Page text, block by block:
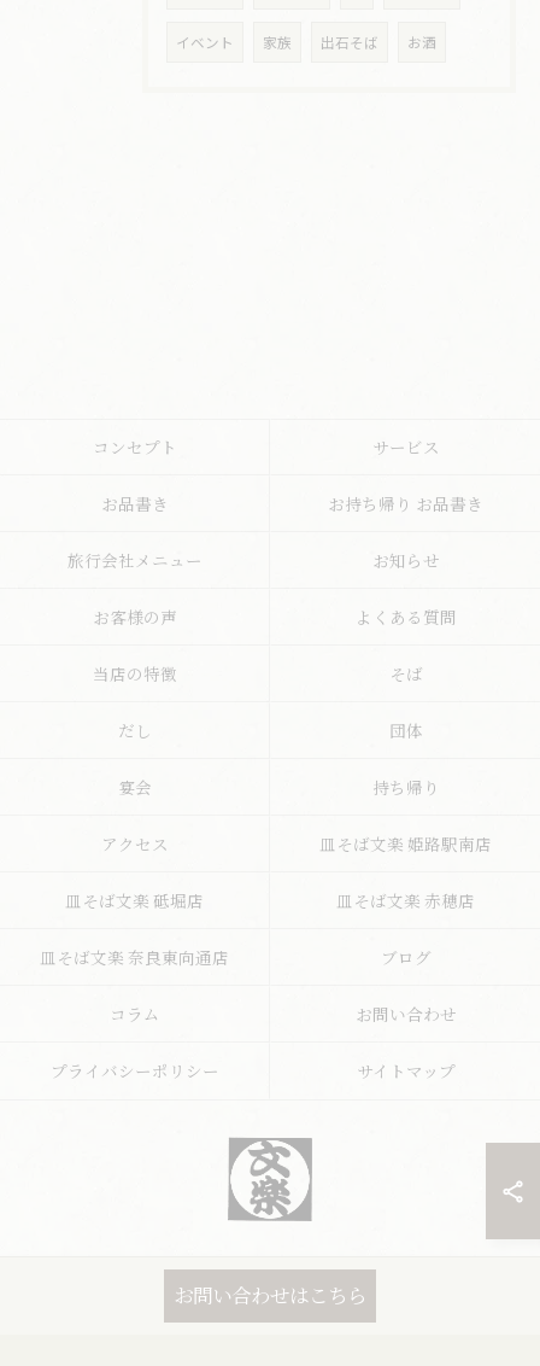
イベント 家族 出石そば お酒
お問い合わせはこちら
コンセプト サービス
お品書き お持ち帰り お品書き
旅行会社メニュー お知らせ
お客様の声 よくある質問
当店の特徴 そば
だし 団体
宴会 持ち帰り
アクセス 皿そば文楽 姫路駅南店
皿そば文楽 砥堀店 皿そば文楽 赤穂店
皿そば文楽 奈良東向通店 ブログ
コラム お問い合わせ
プライバシーポリシー サイトマップ
© 2026 兵庫県姫路市の蕎麦なら文楽皿そば 姫路駅南店 ALL RIGHTS
RESERVED.